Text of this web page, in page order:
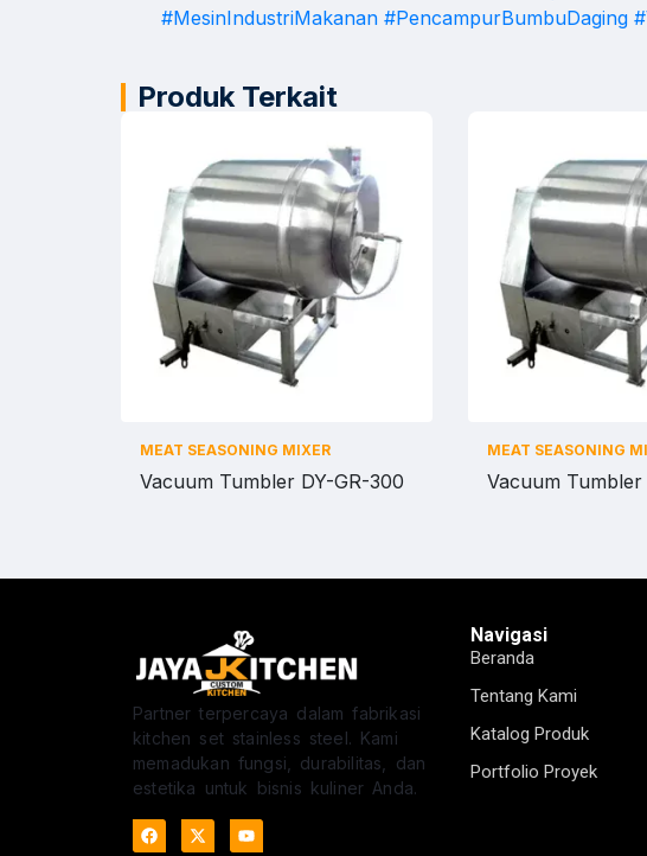
#MesinIndustriMakanan #PencampurBumbuDaging
Produk Terkait
MEAT SEASONING MIXER
Vacuum Tumbler DY-GR-300
MEAT SEASONING
Vacuum Tumbler
Partner terpercaya dalam fabrikasi
kitchen set stainless steel. Kami
memadukan fungsi, durabilitas, dan
estetika untuk bisnis kuliner Anda.
Navigasi
Beranda
Tentang Kami
Katalog Produk
Portfolio Proyek